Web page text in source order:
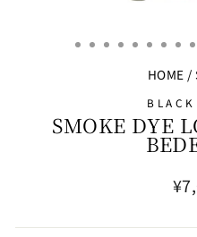
HOME /
SMOKE DYE
通